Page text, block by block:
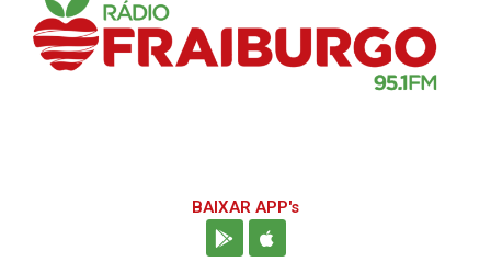
BAIXAR APP's